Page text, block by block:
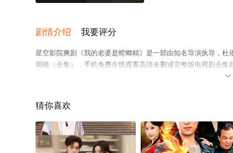
剧情介绍 我要评分
星空影院爽剧《我的老婆是螳螂精》是一部由知名导演执导，
揭晓（全集），手机免费在线观看高清未删减完整版电视剧全

猜你喜欢